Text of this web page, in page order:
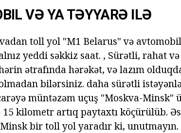
VƏ YA TƏYYARƏ ILƏ
toll yol "M1 Belarus" və
yeddi səkkiz saat. , Sürətli, rahat
ətrafında hərəkət, və lazım
bilərsiniz. daha sürətli
müntəzəm uçuş "Moskva-Minsk"
kilometr artıq paytaxtı köçürülüb.
bir toll yol yaradır ki,